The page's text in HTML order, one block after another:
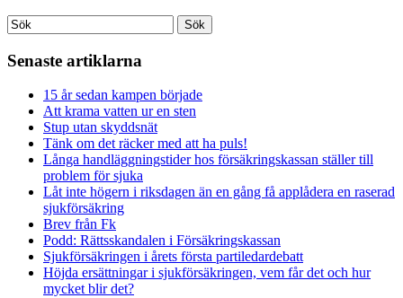
Senaste artiklarna
15 år sedan kampen började
Att krama vatten ur en sten
Stup utan skyddsnät
Tänk om det räcker med att ha puls!
Långa handläggningstider hos försäkringskassan ställer till
problem för sjuka
Låt inte högern i riksdagen än en gång få applådera en raserad
sjukförsäkring
Brev från Fk
Podd: Rättsskandalen i Försäkringskassan
Sjukförsäkringen i årets första partiledardebatt
Höjda ersättningar i sjukförsäkringen, vem får det och hur
mycket blir det?